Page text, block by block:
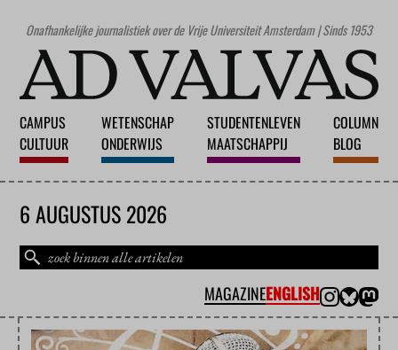
Onafhankelijke journalistiek over de Vrije Universiteit Amsterdam | Sinds 1953
CAMPUS
CULTUUR
WETENSCHAP
ONDERWIJS
STUDENTENLEVEN
MAATSCHAPPIJ
COLUMN
BLOG
6 AUGUSTUS 2026
MAGAZINEENGLISH